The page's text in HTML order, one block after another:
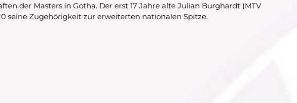
der Masters in Gotha. Der erst 17 Jahre alte Julian Burghardt (MTV
seine Zugehörigkeit zur erweiterten nationalen Spitze.